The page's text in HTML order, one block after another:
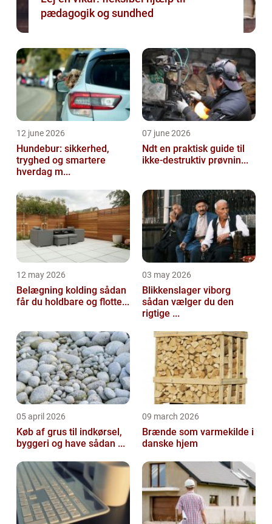
pædagogik og sundhed
12 june 2026
Hundebur: sikkerhed,
tryghed og smartere
hverdag m...
07 june 2026
Ndt en praktisk guide til
ikke-destruktiv prøvnin...
12 may 2026
Belægning kolding sådan
får du holdbare og flotte...
03 may 2026
Blikkenslager viborg
sådan vælger du den
rigtige ...
05 april 2026
Køb af grus til indkørsel,
byggeri og have sådan ...
09 march 2026
Brænde som varmekilde i
danske hjem